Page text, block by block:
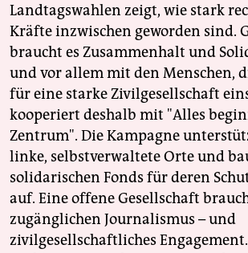
Landtagswahlen zeigt, wie stark
Kräfte inzwischen geworden sind.
braucht es Zusammenhalt und
und vor allem mit den Menschen,
für eine starke Zivilgesellschaft
kooperiert deshalb mit "Alles
Zentrum". Die Kampagne
linke, selbstverwaltete Orte und
solidarischen Fonds für deren
auf. Eine offene Gesellschaft
zugänglichen Journalismus – und
zivilgesellschaftliches